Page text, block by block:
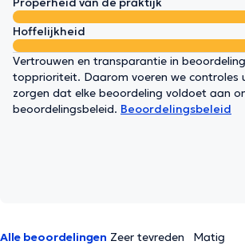
Hoffelijkheid
Vertrouwen en transparantie in
topprioriteit. Daarom voeren we controles
zorgen dat elke beoordeling voldoet aan
beoordelingsbeleid. Beoordelingsbeleid
Alle beoordelingen Zeer tevreden
Matig